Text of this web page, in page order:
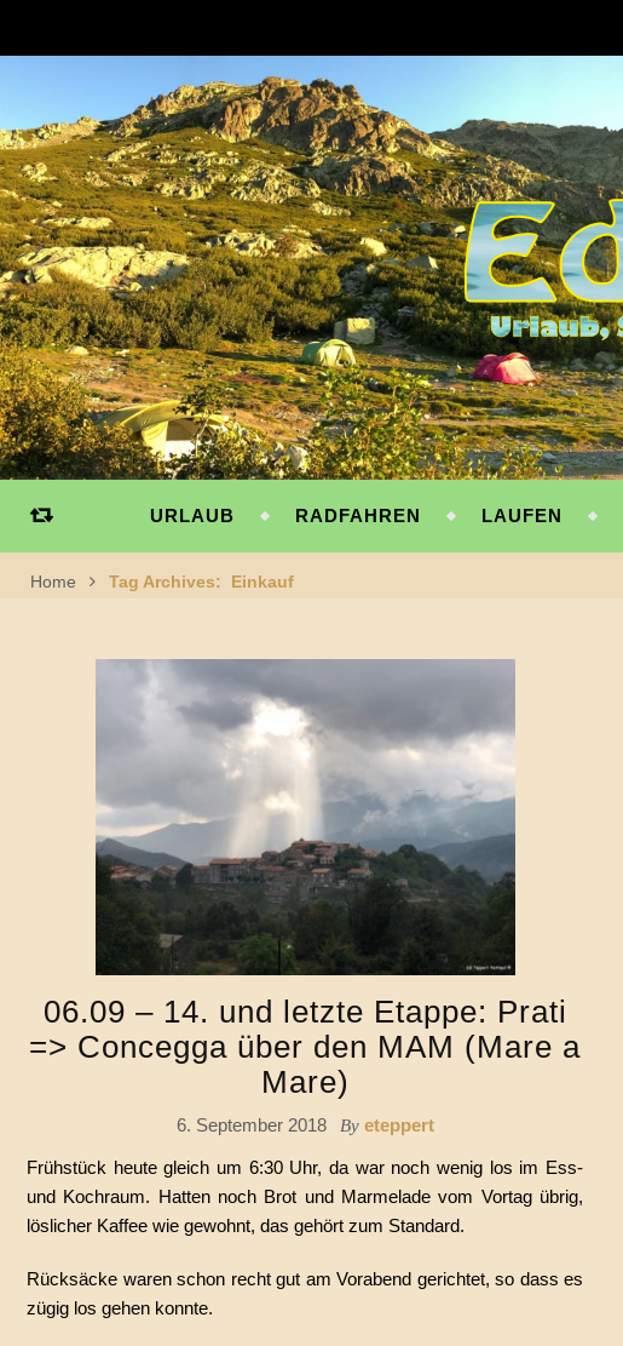
URLAUB RADFAHREN LAUFEN
Home Tag Archives: Einkauf
06.09 – 14. und letzte Etappe: Prati
=> Concegga über den MAM (Mare a
Mare)
6. September 2018 By eteppert
Frühstück heute gleich um 6:30 Uhr, da war noch wenig los im Ess-
und Kochraum. Hatten noch Brot und Marmelade vom Vortag übrig,
löslicher Kaffee wie gewohnt, das gehört zum Standard.
Rücksäcke waren schon recht gut am Vorabend gerichtet, so dass es
zügig los gehen konnte.